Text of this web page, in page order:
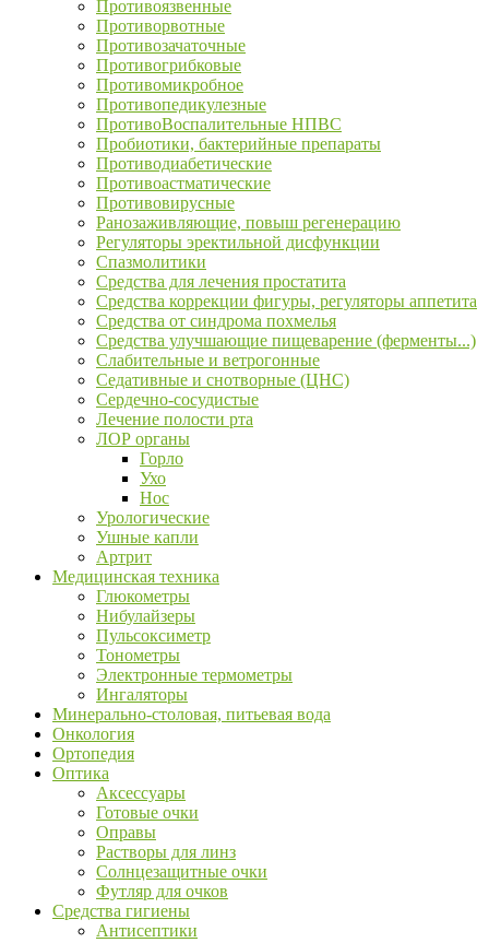
Противоязвенные
Противорвотные
Противозачаточные
Противогрибковые
Противомикробное
Противопедикулезные
ПротивоВоспалительные НПВС
Пробиотики, бактерийные препараты
Противодиабетические
Противоастматические
Противовирусные
Ранозаживляющие, повыш регенерацию
Регуляторы эректильной дисфункции
Спазмолитики
Средства для лечения простатита
Средства коррекции фигуры, регуляторы аппетита
Средства от синдрома похмелья
Средства улучшающие пищеварение (ферменты...)
Слабительные и ветрогонные
Седативные и снотворные (ЦНС)
Сердечно-сосудистые
Лечение полости рта
ЛОР органы
Горло
Ухо
Нос
Урологические
Ушные капли
Артрит
Медицинская техника
Глюкометры
Нибулайзеры
Пульсоксиметр
Тонометры
Электронные термометры
Ингаляторы
Минерально-столовая, питьевая вода
Онкология
Ортопедия
Оптика
Аксессуары
Готовые очки
Оправы
Растворы для линз
Солнцезащитные очки
Футляр для очков
Средства гигиены
Антисептики